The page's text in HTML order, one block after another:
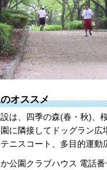
オススメ
は、四季の森(春・秋)、
に隣接してドッグラン広
テニスコート、多目的運
か公園クラブハウス 電話